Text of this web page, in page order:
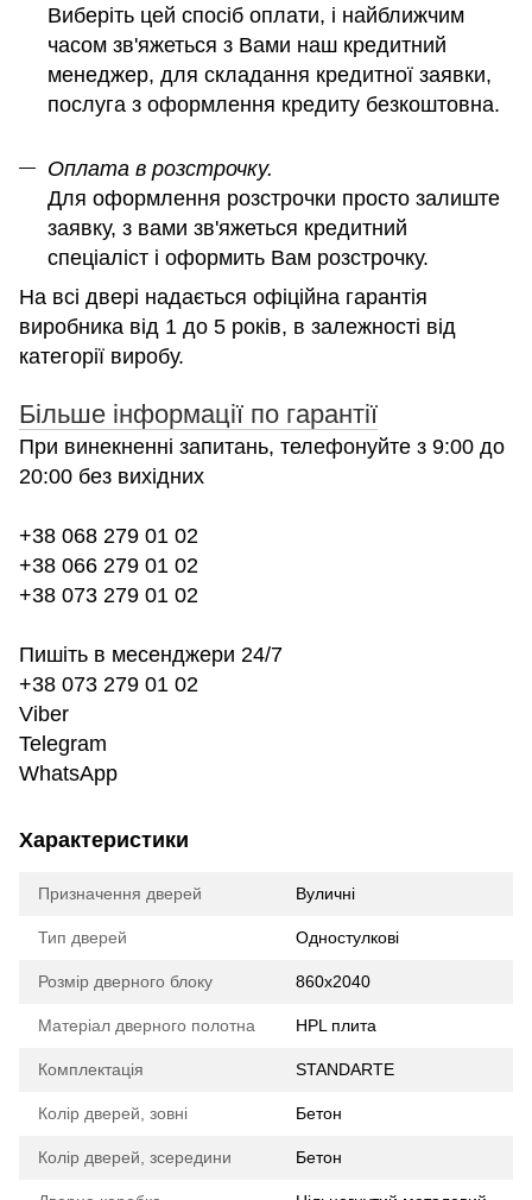
Виберіть цей спосіб оплати, і найближчим
часом зв'яжеться з Вами наш кредитний
менеджер, для складання кредитної заявки,
послуга з оформлення кредиту безкоштовна.
Оплата в розстрочку.
Для оформлення розстрочки просто залиште
заявку, з вами зв'яжеться кредитний
спеціаліст і оформить Вам розстрочку.
На всі двері надається офіційна гарантія
виробника від 1 до 5 років, в залежності від
категорії виробу.
Більше інформації по гарантії
При винекненні запитань, телефонуйте з 9:00 до
20:00 без вихідних
+38 068 279 01 02
+38 066 279 01 02
+38 073 279 01 02
Пишіть в месенджери 24/7
+38 073 279 01 02
Viber
Telegram
WhatsApp
Характеристики
Призначення дверей Вуличні
Тип дверей Одностулкові
Розмір дверного блоку 860х2040
Матеріал дверного полотна HPL плита
Комплектація STANDARTE
Колір дверей, зовні Бетон
Колір дверей, зсередини Бетон